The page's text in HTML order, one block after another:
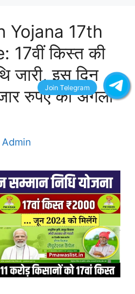
Yojana 17th
17वीं किस्त की
जारी, इस दिन
रुपए की अगली
Admin